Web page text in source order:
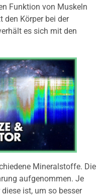
Funktion von Muskeln
den Körper bei der
es sich mit den
Mineralstoffe. Die
aufgenommen. Je
ist, um so besser